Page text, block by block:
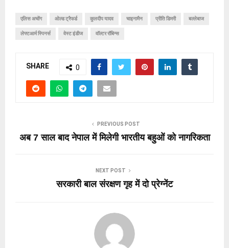
एलिस अचोंग ओल्ड ट्रैफर्ड कुलदीप यादव चाइनामैन प्रीति डिमरी बल्लेबाज
लेफ्टआर्म स्पिनर्स वेस्ट इंडीज वॉल्टर रॉबिन्स
SHARE 0
PREVIOUS POST
अब 7 साल बाद नेपाल में मिलेगी भारतीय बहुओं को नागरिकता
NEXT POST
सरकारी बाल संरक्षण गृह में दो प्रेग्‍नेंट